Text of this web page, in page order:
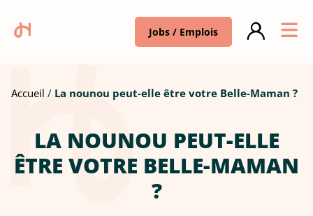
Jobs / Emplois
Accueil La nounou peut-elle être votre Belle-Maman ?
LA NOUNOU PEUT-ELLE
ÊTRE VOTRE BELLE-MAMAN
?